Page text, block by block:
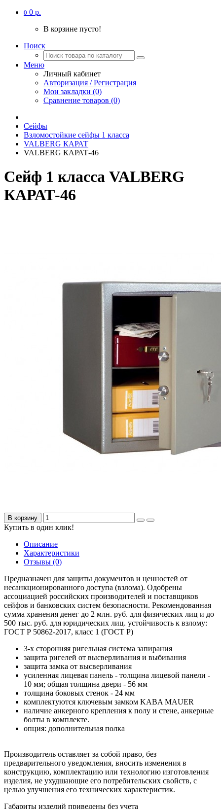
0 0 р.
В корзине пусто!
Поиск
Меню
Личный кабинет
Авторизация / Регистрация
Мои закладки (0)
Сравнение товаров (0)
Сейфы
Взломостойкие сейфы 1 класса
VALBERG КАРАТ
VALBERG КАРАТ-46
Сейф 1 класса VALBERG
КАРАТ-46
В корзину
Купить в один клик!
Описание
Характеристики
Отзывы (0)
Предназначен для защиты документов и ценностей от
несанкционированного доступа (взлома). Одобрены
ассоциацией российских производителей и поставщиков
сейфов и банковских систем безопасности. Рекомендованная
сумма хранения денег до 2 млн. руб. для физических лиц и до
500 тыс. руб. для юридических лиц. устойчивость к взлому:
ГОСТ Р 50862-2017, класс 1 (ГОСТ Р)
3-х сторонняя ригельная система запирания
защита ригелей от высверливания и выбивания
защита замка от высверливания
усиленная лицевая панель - толщина лицевой панели -
10 мм; общая толщина двери - 56 мм
толщина боковых стенок - 24 мм
комплектуются ключевым замком KABA MAUER
наличие анкерного крепления к полу и стене, анкерные
болты в комплекте.
опция: дополнительная полка
Производитель оставляет за собой право, без
предварительного уведомления, вносить изменения в
конструкцию, комплектацию или технологию изготовления
изделия, не ухудшающие его потребительских свойств, с
целью улучшения его технических характеристик.
Габариты изделий приведены без учета